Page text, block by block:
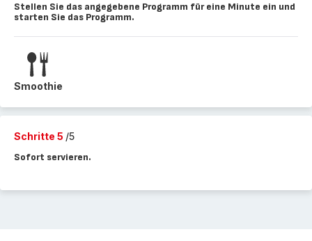
Stellen Sie das angegebene Programm für eine Minute ein und
starten Sie das Programm.
Smoothie
Schritte 5 /5
Sofort servieren.